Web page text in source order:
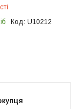
Код: U10212